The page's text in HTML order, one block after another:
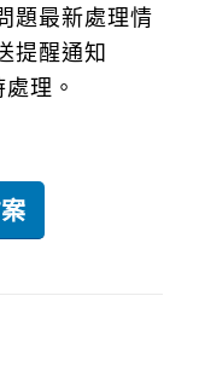
題最新處理情
提醒通知
理。